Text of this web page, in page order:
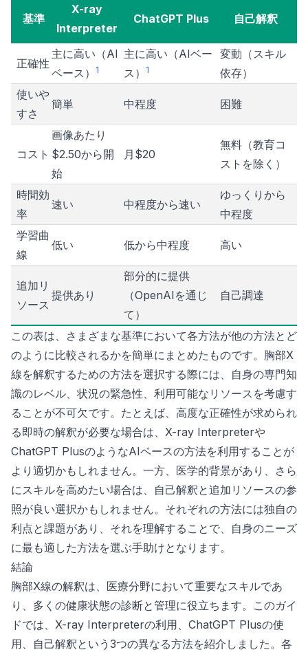
基準
X-ray
Interpreter
ChatGPT Plus 自己解釈
正確性
主に高い（AI
ベース）
1
主に高い（AIベー
ス）
1
変動（スキル
依存）
使いや
すさ
簡単 中程度 困難
コスト
画像あたり
$2.50から開
始
月$20
無料（教育コ
ストを除く）
時間効
率
速い 中程度から速い
ゆっくりから
中程度
学習曲
線
低い 低から中程度 高い
追加リ
ソース
提供あり
部分的に提供
（OpenAIを通じ
て）
自己調達
この表は、さまざまな基準において各方法が他の方法とど
のように比較されるかを簡単にまとめたものです。胸部X
線を解釈するための方法を選択する際には、自身の専門知
識のレベル、状況の緊急性、利用可能なリソースを考慮す
ることが不可欠です。たとえば、高度な正確性が求められ
る即時の解釈が必要な場合は、X-ray Interpreterや
ChatGPT PlusのようなAIベースの方法を利用することが
より適切かもしれません。一方、医学的背景があり、さら
にスキルを高めたい場合は、自己解釈と追加リソースの参
照が良い選択かもしれません。それぞれの方法には独自の
利点と課題があり、それを理解することで、自身のニーズ
に最も適した方法を選ぶ手助けとなります。
結論
胸部X線の解釈は、医療分野において重要なスキルであ
り、多くの健康状態の診断と管理に役立ちます。このガイ
ドでは、X-ray Interpreterの利用、ChatGPT Plusの使
用、自己解釈という3つの異なる方法を紹介しました。各